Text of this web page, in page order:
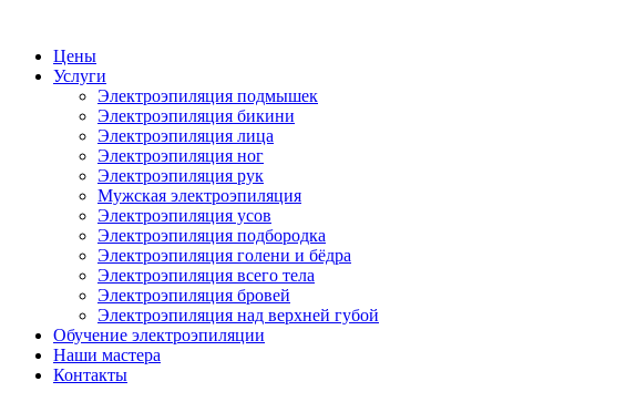
Цены
Услуги
Электроэпиляция подмышек
Электроэпиляция бикини
Электроэпиляция лица
Электроэпиляция ног
Электроэпиляция рук
Мужская электроэпиляция
Электроэпиляция усов
Электроэпиляция подбородка
Электроэпиляция голени и бёдра
Электроэпиляция всего тела
Электроэпиляция бровей
Электроэпиляция над верхней губой
Обучение электроэпиляции
Наши мастера
Контакты